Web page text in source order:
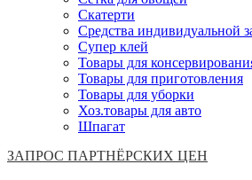
Скатерти
Средства индивидуальной
Супер клей
Товары для
Товары для приготовления
Товары для уборки
Хоз.товары для авто
Шпагат
ЗАПРОС ПАРТНЁРСКИХ ЦЕН